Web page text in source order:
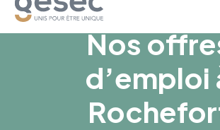
Nos
d’emploi